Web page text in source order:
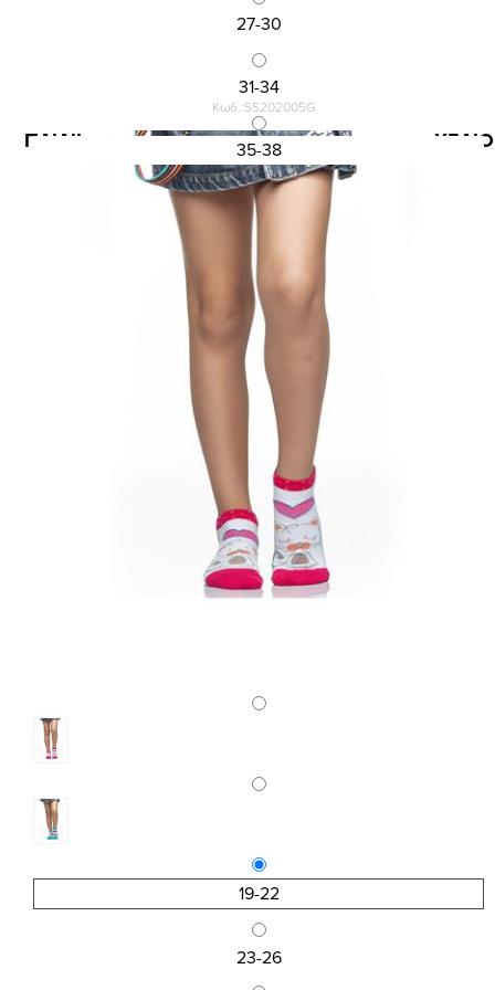
27-30
31-34
35-38
Κωδ.:SS202005G
ΠΑΙΔΙΚΗ ΚΟΦΤΗ ΒΑΜΒΑΚΕΡΗ ΚΑΛΤΣΑ ΜΕ ΣΧΕΔΙΟ
1,50 € 1,13 €
19-22
23-26